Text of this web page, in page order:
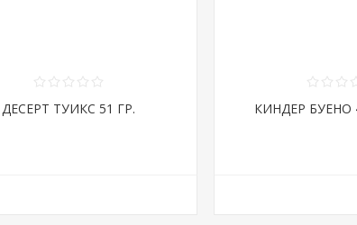
ДЕСЕРТ ТУИКС 51 ГР. КИНДЕР БУЕНО